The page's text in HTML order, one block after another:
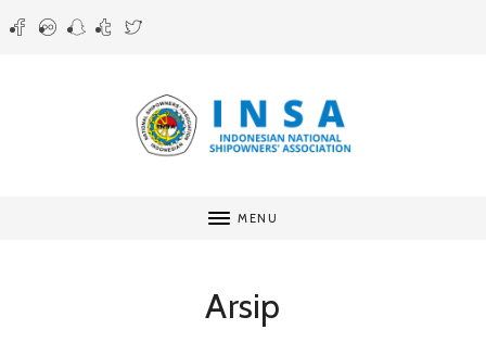
MENU
Arsip